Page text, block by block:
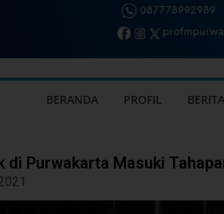
BERANDA PROFIL BERITA
di Purwakarta Masuki